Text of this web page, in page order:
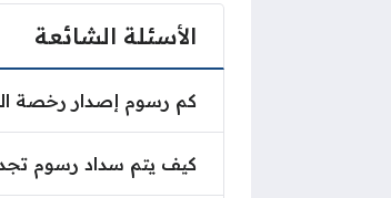
الأسئلة الشائعة
كم رسوم إصدار رخصة
كيف يتم سداد رسوم